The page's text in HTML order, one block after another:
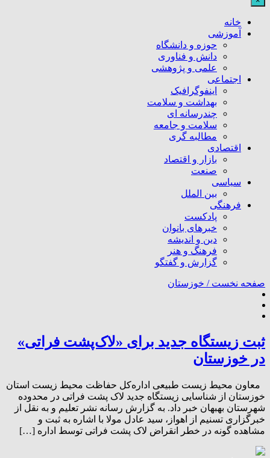
خانه
آموزشی
حوزه و دانشگاه
دانش و فناوری
علمی و پژوهشی
اجتماعی
اینفوگرافیک
بهداشت و سلامت
چندرسانه ای
سلامت و جامعه
مطالبه گری
اقتصادی
بازار و اقتصاد
صنعت
سیاسی
بین الملل
فرهنگی
پادکست
خبرهای بانوان
دین و اندیشه
فرهنگ و هنر
گزارش و گفتگو
صفحه نخست / خوزستان
ثبت زیستگاه جدید برای «لاک‌پشت فراتی»
در خوزستان
معاون محیط زیست طبیعی اداره‌کل حفاظت محیط زیست استان
خوزستان از شناسایی زیستگاه جدید لاک پشت فراتی در محدوده
شهرستان بهبهان خبر داد. به گزارش رسانه نشر تعلیم و به نقل از
خبرگزاری تسنیم از اهواز، سید عادل مولا با اشاره به ثبت و
مشاهده گونه در خطر انقراض لاک پشت فراتی توسط اداره […]